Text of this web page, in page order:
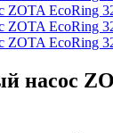
насос